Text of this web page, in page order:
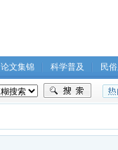
论文集锦 科学普及 民